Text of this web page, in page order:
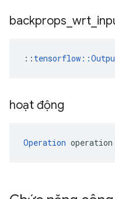
backprops wrt
::
hoạt động
Operation operation